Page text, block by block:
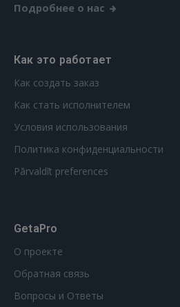
Подробнее о нас
Как это работает
Как создать заказ
Как стать исполнителем
Условия использования
Политика конфиденциальности
Pārvaldīt preferences
GetaPro
О проекте
Обратная связь
Вопросы и Ответы